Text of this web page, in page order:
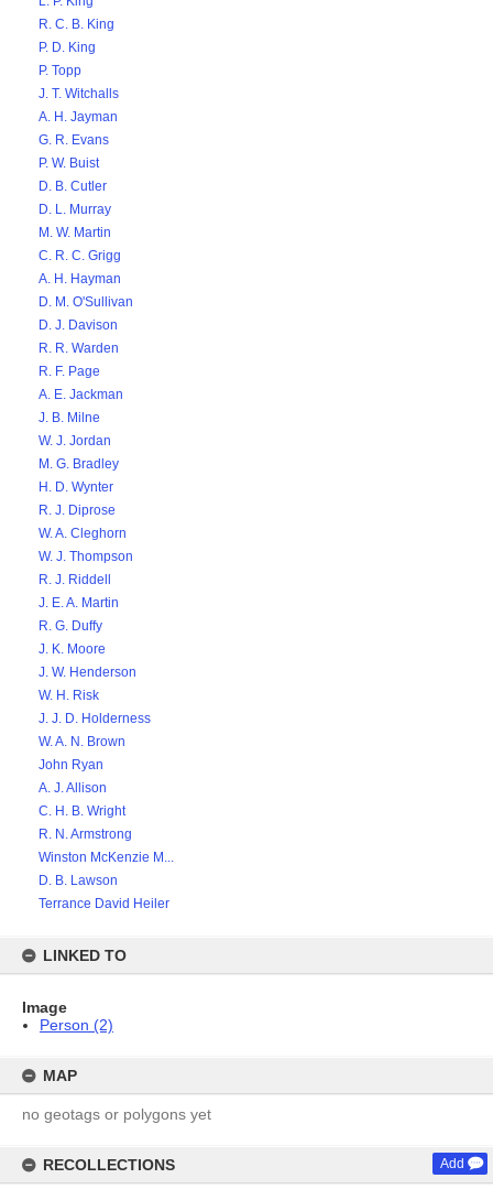
R. C. B. King
P. D. King
P. Topp
J. T. Witchalls
A. H. Jayman
G. R. Evans
P. W. Buist
D. B. Cutler
D. L. Murray
M. W. Martin
C. R. C. Grigg
A. H. Hayman
D. M. O'Sullivan
D. J. Davison
R. R. Warden
R. F. Page
A. E. Jackman
J. B. Milne
W. J. Jordan
M. G. Bradley
H. D. Wynter
R. J. Diprose
W. A. Cleghorn
W. J. Thompson
R. J. Riddell
J. E. A. Martin
R. G. Duffy
J. K. Moore
J. W. Henderson
W. H. Risk
J. J. D. Holderness
W. A. N. Brown
John Ryan
A. J. Allison
C. H. B. Wright
R. N. Armstrong
Winston McKenzie M...
D. B. Lawson
Terrance David Heiler
LINKED TO
Image
Person (2)
MAP
no geotags or polygons yet
RECOLLECTIONS Add